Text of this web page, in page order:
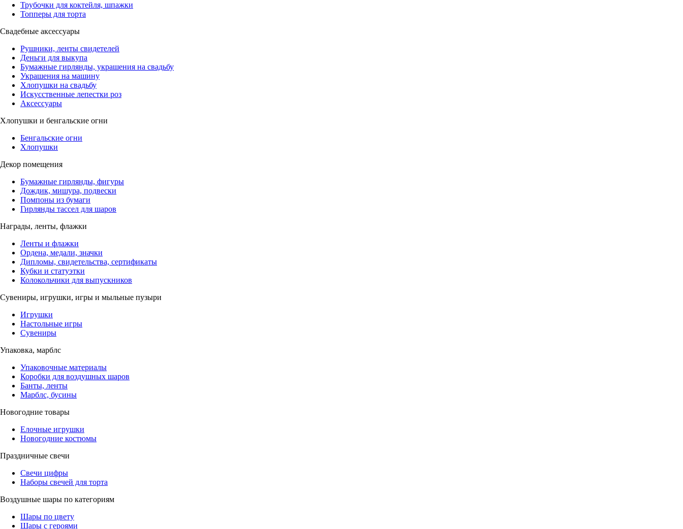
Трубочки для коктейля, шпажки
Топперы для торта
Свадебные аксессуары
Рушники, ленты свидетелей
Деньги для выкупа
Бумажные гирлянды, украшения на свадьбу
Украшения на машину
Хлопушки на свадьбу
Искусственные лепестки роз
Аксессуары
Хлопушки и бенгальские огни
Бенгальские огни
Хлопушки
Декор помещения
Бумажные гирлянды, фигуры
Дождик, мишура, подвески
Помпоны из бумаги
Гирлянды тассел для шаров
Награды, ленты, флажки
Ленты и флажки
Ордена, медали, значки
Дипломы, свидетельства, сертификаты
Кубки и статуэтки
Колокольчики для выпускников
Сувениры, игрушки, игры и мыльные пузыри
Игрушки
Настольные игры
Сувениры
Упаковка, марблс
Упаковочные материалы
Коробки для воздушных шаров
Банты, ленты
Марблс, бусины
Новогодние товары
Елочные игрушки
Новогодние костюмы
Праздничные свечи
Свечи цифры
Наборы свечей для торта
Воздушные шары по категориям
Шары по цвету
Шары с героями